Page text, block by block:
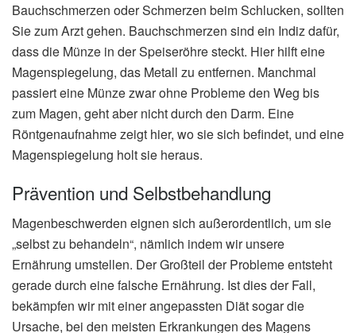
Bauchschmerzen oder Schmerzen beim Schlucken, sollten
Sie zum Arzt gehen. Bauchschmerzen sind ein Indiz dafür,
dass die Münze in der Speiseröhre steckt. Hier hilft eine
Magenspiegelung, das Metall zu entfernen. Manchmal
passiert eine Münze zwar ohne Probleme den Weg bis
zum Magen, geht aber nicht durch den Darm. Eine
Röntgenaufnahme zeigt hier, wo sie sich befindet, und eine
Magenspiegelung holt sie heraus.
Prävention und Selbstbehandlung
Magenbeschwerden eignen sich außerordentlich, um sie
„selbst zu behandeln“, nämlich indem wir unsere
Ernährung umstellen. Der Großteil der Probleme entsteht
gerade durch eine falsche Ernährung. Ist dies der Fall,
bekämpfen wir mit einer angepassten Diät sogar die
Ursache, bei den meisten Erkrankungen des Magens